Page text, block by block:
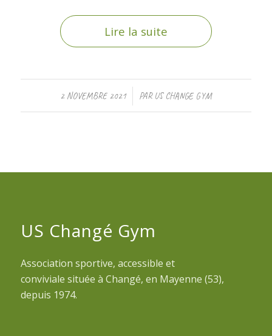
Lire la suite
2 NOVEMBRE 2021
/ PAR US CHANGE GYM
US Changé Gym
Association sportive, accessible et
conviviale située à Changé, en Mayenne (53),
depuis 1974.